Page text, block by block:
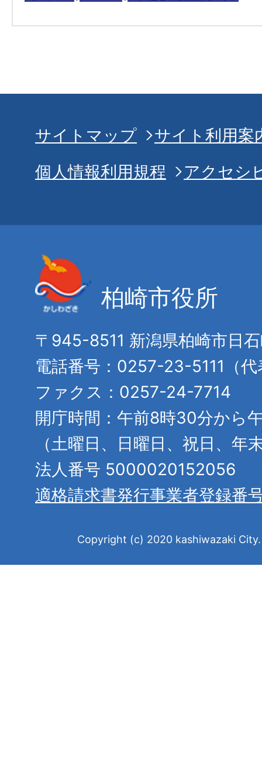
サイトマップ
サイト利用案
個人情報利用規程
アクセシ
柏崎市役所
〒945-8511 新潟県柏崎市日
電話番号：0257-23-5111（代
ファクス：0257-24-7714
開庁時間：午前8時30分から
（土曜日、日曜日、祝日、年
法人番号 5000020152056
適格請求書発行事業者登録番
Copyright (c) 2020 kashiwazaki